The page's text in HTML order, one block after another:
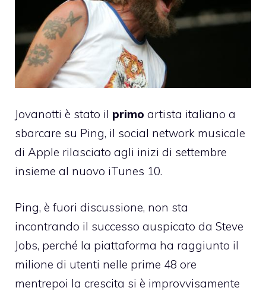
Jovanotti è stato il primo artista italiano a
sbarcare su Ping, il social network musicale
di Apple rilasciato agli inizi di settembre
insieme al nuovo iTunes 10.
Ping, è fuori discussione, non sta
incontrando il successo auspicato da Steve
Jobs, perché la piattaforma ha raggiunto il
milione di utenti nelle prime 48 ore
mentrepoi la crescita si è improvvisamente